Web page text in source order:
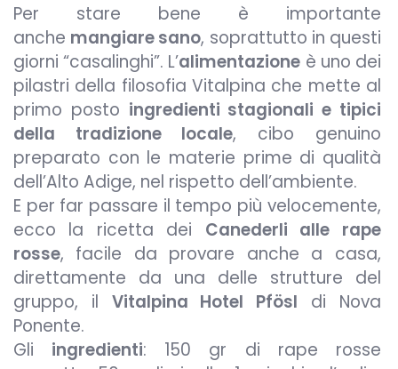
Per stare bene è importante
anche mangiare sano, soprattutto in questi
giorni “casalinghi”. L’alimentazione è uno dei
pilastri della filosofia Vitalpina che mette al
primo posto ingredienti stagionali e tipici
della tradizione locale, cibo genuino
preparato con le materie prime di qualità
dell’Alto Adige, nel rispetto dell’ambiente.
E per far passare il tempo più velocemente,
ecco la ricetta dei Canederli alle rape
rosse, facile da provare anche a casa,
direttamente da una delle strutture del
gruppo, il Vitalpina Hotel Pfösl di Nova
Ponente.
Gli ingredienti: 150 gr di rape rosse